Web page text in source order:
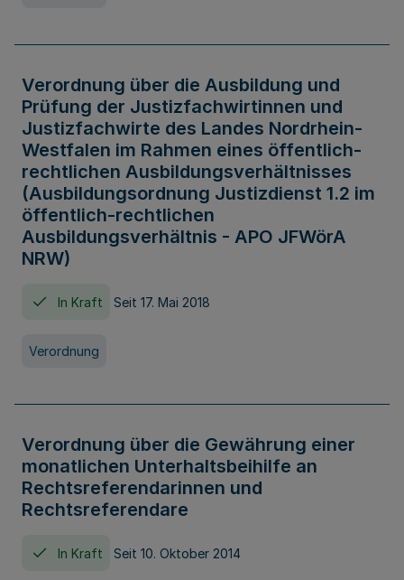
Verordnung über die Ausbildung und
Prüfung der Justizfachwirtinnen und
Justizfachwirte des Landes Nordrhein-
Westfalen im Rahmen eines öffentlich-
rechtlichen Ausbildungsverhältnisses
(Ausbildungsordnung Justizdienst 1.2 im
öffentlich-rechtlichen
Ausbildungsverhältnis - APO JFWörA
NRW)
In Kraft Seit 17. Mai 2018
Verordnung
Verordnung über die Gewährung einer
monatlichen Unterhaltsbeihilfe an
Rechtsreferendarinnen und
Rechtsreferendare
In Kraft Seit 10. Oktober 2014